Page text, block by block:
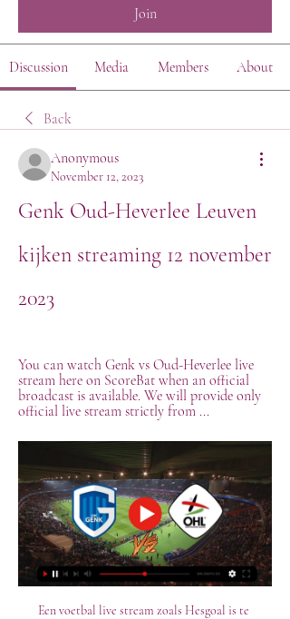
Join
Discussion Media Members About
Back
Anonymous
November 12, 2023
Genk Oud-Heverlee Leuven
kijken streaming 12 november
2023
You can watch Genk vs Oud-Heverlee live
stream here on ScoreBat when an official
broadcast is available. We will provide only
official live stream strictly from ...
Een voetbal live stream zoals Hesgoal is te